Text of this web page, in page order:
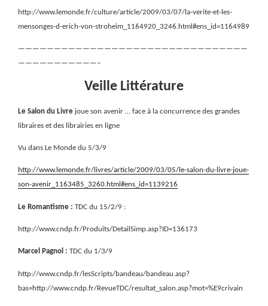
http://www.lemonde.fr/culture/article/2009/03/07/la-verite-et-les-
mensonges-d-erich-von-stroheim_1164920_3246.html#ens_id=1164989
————————————————————————————————
———————————–
Veille Littérature
Le Salon du Livre joue son avenir … face à la concurrence des grandes
libraires et des librairies en ligne
Vu dans Le Monde du 5/3/9
http://www.lemonde.fr/livres/article/2009/03/05/le-salon-du-livre-joue-
son-avenir_1163485_3260.html#ens_id=1139216
Le Romantisme : TDC du 15/2/9 :
http://www.cndp.fr/Produits/DetailSimp.asp?ID=136173
Marcel Pagnol : TDC du 1/3/9
http://www.cndp.fr/lesScripts/bandeau/bandeau.asp?
bas=http://www.cndp.fr/RevueTDC/resultat_salon.asp?mot=%E9crivain